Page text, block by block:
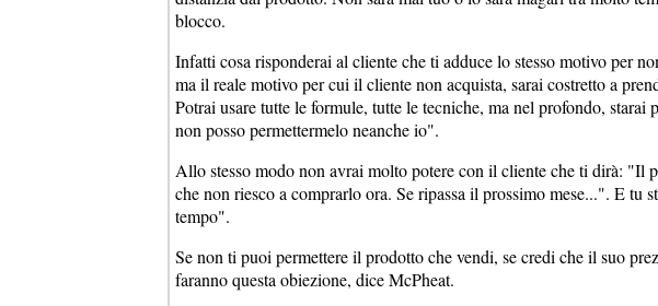
blocco.
Infatti cosa risponderai al cliente che ti adduce lo stesso motivo per
ma il reale motivo per cui il cliente non acquista, sarai costretto a
Potrai usare tutte le formule, tutte le tecniche, ma nel profondo,
non posso permettermelo neanche io".
Allo stesso modo non avrai molto potere con il cliente che ti dirà: "Il
che non riesco a comprarlo ora. Se ripassa il prossimo mese...". E tu
tempo".
Se non ti puoi permettere il prodotto che vendi, se credi che il suo
faranno questa obiezione, dice McPheat.